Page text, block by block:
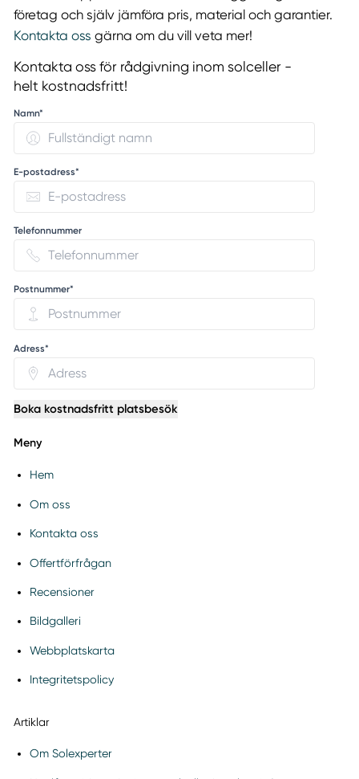
företag och själv jämföra pris, material och garantier.
Kontakta oss gärna om du vill veta mer!
Kontakta oss för rådgivning inom solceller -
helt kostnadsfritt!
Namn*
E-postadress*
Telefonnummer
Postnummer*
Adress*
Boka kostnadsfritt platsbesök
Meny
Hem
Om oss
Kontakta oss
Offertförfrågan
Recensioner
Bildgalleri
Webbplatskarta
Integritetspolicy
Artiklar
Om Solexperter